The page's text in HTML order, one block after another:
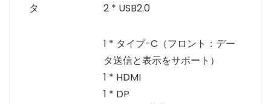
タ
2 * USB2.0
1 * タイプ-C（フロント：デー
タ送信と表示をサポート）
1 * HDMI
1 * DP